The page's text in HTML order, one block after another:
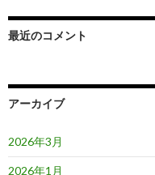
最近のコメント
アーカイブ
2026年3月
2026年1月